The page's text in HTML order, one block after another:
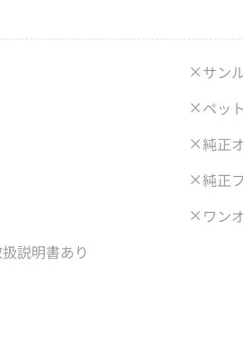
サン
ペッ
純正
純正
ワン
説明書あり